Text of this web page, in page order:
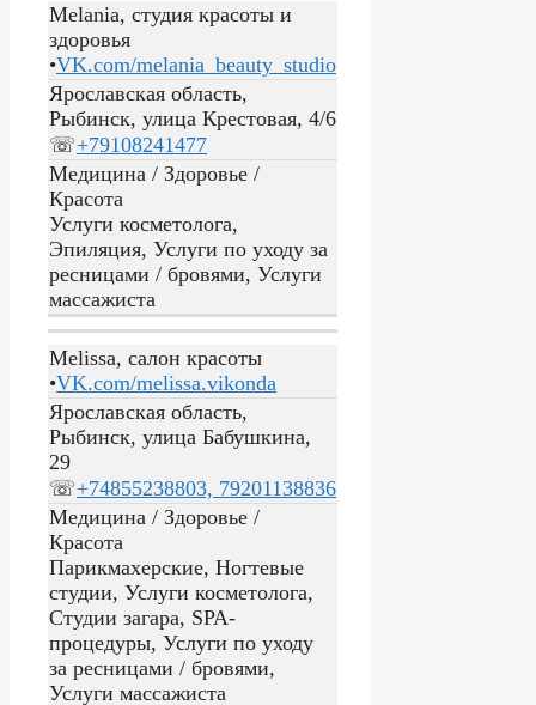
Melania, студия красоты и
здоровья
•VK.com/melania_beauty_studio
Ярославская область,
Рыбинск, улица Крестовая, 4/6
☏+79108241477
Медицина / Здоровье /
Красота
Услуги косметолога,
Эпиляция, Услуги по уходу за
ресницами / бровями, Услуги
массажиста
Melissa, салон красоты
•VK.com/melissa.vikonda
Ярославская область,
Рыбинск, улица Бабушкина,
29
☏+74855238803, 79201138836
Медицина / Здоровье /
Красота
Парикмахерские, Ногтевые
студии, Услуги косметолога,
Студии загара, SPA-
процедуры, Услуги по уходу
за ресницами / бровями,
Услуги массажиста